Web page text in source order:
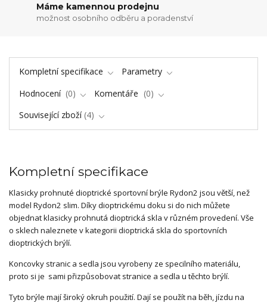
Máme kamennou prodejnu
možnost osobního odběru a poradenství
Kompletní specifikace
Parametry
Hodnocení
0 Komentáře
0
Související zboží 4
Kompletní specifikace
Klasicky prohnuté dioptrické sportovní brýle Rydon2 jsou větší, než
model Rydon2 slim. Díky dioptrickému doku si do nich můžete
objednat klasicky prohnutá dioptrická skla v různém provedení. Vše
o sklech naleznete v kategorii dioptrická skla do sportovních
dioptrických brýlí.
Koncovky stranic a sedla jsou vyrobeny ze specilního materiálu,
proto si je sami přizpůsobovat stranice a sedla u těchto brýlí.
Tyto brýle mají široký okruh použití. Dají se použít na běh, jízdu na